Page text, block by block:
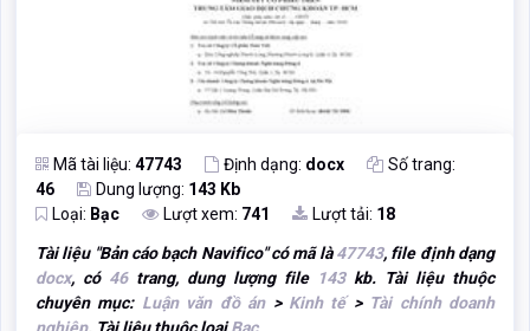
Mã tài liệu: 47743 Định dạng: docx
Số trang:
46
Dung lượng: 143 Kb
Loại: Bạc Lượt xem: 741 Lượt tải: 18
Tài liệu "Bản cáo bạch Navifico" có mã là47743, file định dạng
docx, có 46trang, dung lượng file 143kb. Tài liệu thuộc
chuyên mục: Luận văn đồ án> Kinh tế> Tài chính doanh